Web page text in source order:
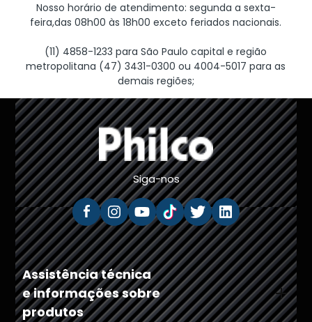
Nosso horário de atendimento: segunda a sexta-
feira,das 08h00 às 18h00 exceto feriados nacionais.
(11) 4858-1233 para São Paulo capital e região
metropolitana (47) 3431-0300 ou 4004-5017 para as
demais regiões;
Siga-nos
Assistência técnica
e informações sobre
produtos